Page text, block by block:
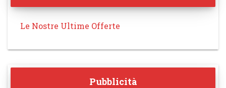
Le Nostre Ultime Offerte
Pubblicità